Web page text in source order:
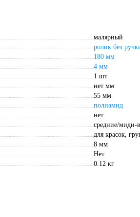
малярный
ролик без
180 мм
4 мм
1 шт
нет мм
55 мм
полиамид
нет
средние/миди-
для красок,
8 мм
Нет
0.12 кг